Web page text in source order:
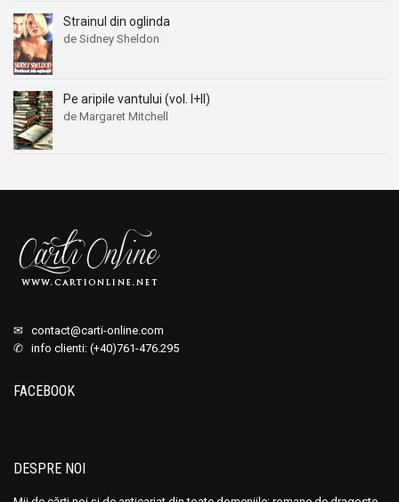
Strainul din oglinda
de Sidney Sheldon
Pe aripile vantului (vol. I+II)
de Margaret Mitchell
✉ contact@carti-online.com
✆ info clienti: (+40)761-476.295
FACEBOOK
DESPRE NOI